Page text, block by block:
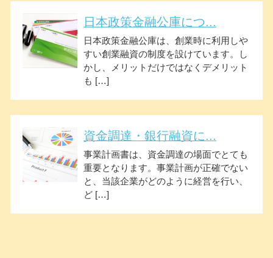
日本政策金融公庫につ...
日本政策金融公庫は、創業時に利用しや
すい創業融資の制度を設けています。し
かし、メリットだけではなくデメリット
も […]
資金調達・銀行融資に...
事業計画書は、資金調達の場面でとても
重要となります。事業計画が正確でない
と、当該企業がどのように経営を行い、
ど […]